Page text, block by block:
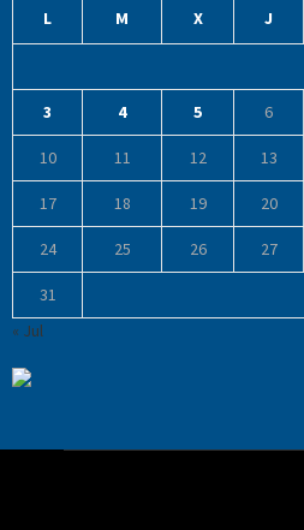
L M X J
3 4 5 6
10 11 12 13
17 18 19 20
24 25 26 27
31
« Jul